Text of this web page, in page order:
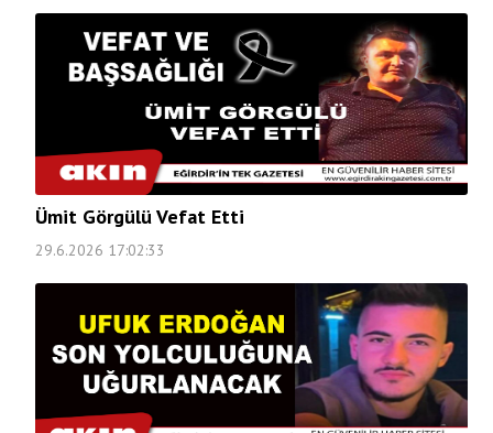
Ümit Görgülü Vefat Etti
29.6.2026 17:02:33